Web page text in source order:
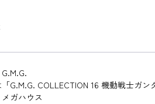
G.M.G. COLLECTION 16 機動戦士ガン
ガハウス